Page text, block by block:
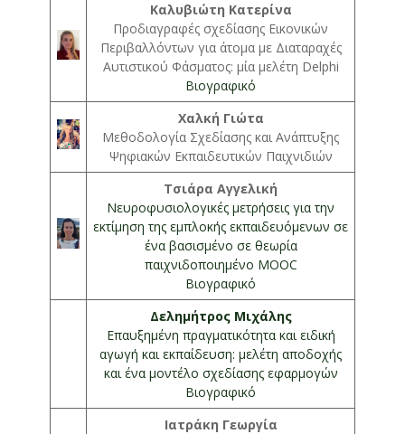
Καλυβιώτη Κατερίνα
Προδιαγραφές σχεδίασης Εικονικών
Περιβαλλόντων για άτομα με Διαταραχές
Αυτιστικού Φάσματος: μία μελέτη Delphi
Βιογραφικό
Χαλκή Γιώτα
Μεθοδολογία Σχεδίασης και Ανάπτυξης
Ψηφιακών Εκπαιδευτικών Παιχνιδιών
Τσιάρα Αγγελική
Νευροφυσιολογικές μετρήσεις για την
εκτίμηση της εμπλοκής εκπαιδευόμενων σε
ένα βασισμένο σε θεωρία
παιχνιδοποιημένο MOOC
Βιογραφικό
Δελημήτρος Μιχάλης
Επαυξημένη πραγματικότητα και ειδική
αγωγή και εκπαίδευση: μελέτη αποδοχής
και ένα μοντέλο σχεδίασης εφαρμογών
Βιογραφικό
Ιατράκη Γεωργία